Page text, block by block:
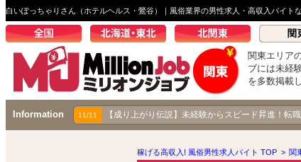
白いぽっちゃりさん（ホテルヘルス・鶯谷）｜風俗業界の男性求人・高収入バイト
関東エリア
ブには未経
を多数掲載
Information 11/11 【成り上がり伝説】未経験からスピード昇進！転
稼げる高収入! 風俗男性求人バイト TOP > 関